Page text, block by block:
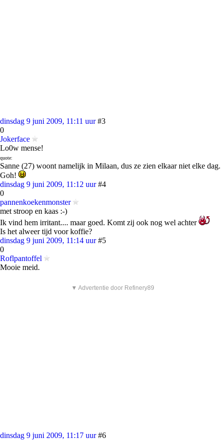
dinsdag 9 juni 2009, 11:11 uur #3
0
Jokerface
Lo0w mense!
quote:
Sanne (27) woont namelijk in Milaan, dus ze zien elkaar niet elke dag.
Goh!
dinsdag 9 juni 2009, 11:12 uur #4
0
pannenkoekenmonster
met stroop en kaas :-)
Ik vind hem irritant.... maar goed. Komt zij ook nog wel achter
Is het alweer tijd voor koffie?
dinsdag 9 juni 2009, 11:14 uur #5
0
Roflpantoffel
Mooie meid.
▼ Advertentie door Refinery89
dinsdag 9 juni 2009, 11:17 uur #6